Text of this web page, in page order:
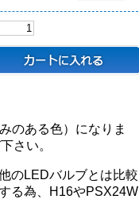
のある色）になりま
さい。
のLEDバルブとは比較
る為、H16やPSX24W